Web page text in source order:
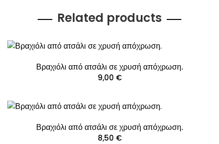
Related products
Βραχιόλι από ατσάλι σε χρυσή απόχρωση.
9,00 €
Βραχιόλι από ατσάλι σε χρυσή απόχρωση.
8,50 €